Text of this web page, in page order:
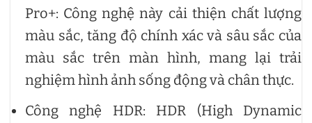
Pro+: Công nghệ này cải thiện chất lượng
màu sắc, tăng độ chính xác và sâu sắc của
màu sắc trên màn hình, mang lại trải
nghiệm hình ảnh sống động và chân thực.
Công nghệ HDR: HDR (High Dynamic